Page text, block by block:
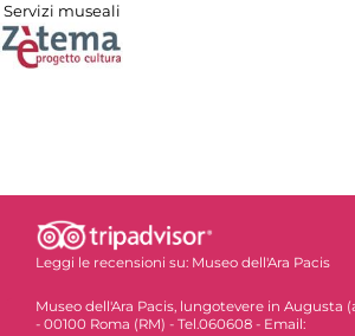
Servizi museali
Leggi le recensioni su: Museo dell'Ara Pacis
Museo dell'Ara Pacis, lungotevere in Augusta
- 00100 Roma (RM) - Tel.060608 - Email: